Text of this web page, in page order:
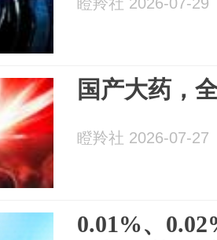
国产大药，
瞪羚社 2026-07-27
0.01%、